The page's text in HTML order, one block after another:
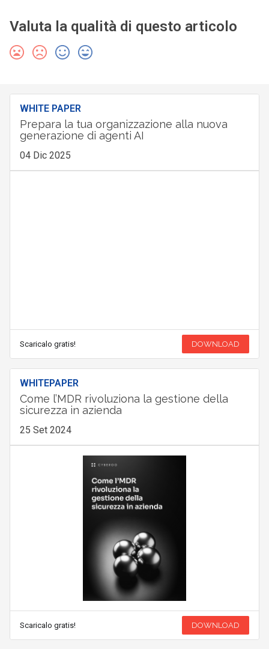
Valuta la qualità di questo articolo
WHITE PAPER
Prepara la tua organizzazione alla nuova
generazione di agenti AI
04 Dic 2025
Scaricalo gratis! DOWNLOAD
WHITEPAPER
Come l’MDR rivoluziona la gestione della
sicurezza in azienda
25 Set 2024
Scaricalo gratis! DOWNLOAD